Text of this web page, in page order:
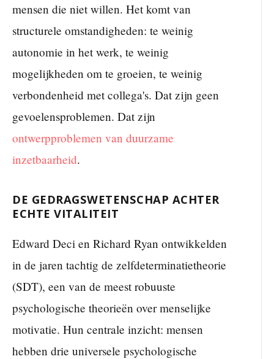
mensen die niet willen. Het komt van
structurele omstandigheden: te weinig
autonomie in het werk, te weinig
mogelijkheden om te groeien, te weinig
verbondenheid met collega's. Dat zijn geen
gevoelensproblemen. Dat zijn
ontwerpproblemen van duurzame
inzetbaarheid.
DE GEDRAGSWETENSCHAP ACHTER
ECHTE VITALITEIT
Edward Deci en Richard Ryan ontwikkelden
in de jaren tachtig de zelfdeterminatietheorie
(SDT), een van de meest robuuste
psychologische theorieën over menselijke
motivatie. Hun centrale inzicht: mensen
hebben drie universele psychologische